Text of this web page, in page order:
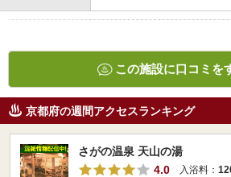
この施設に口コミを
京都府の週間アクセスランキング
さがの温泉 天山の湯
4.0
入浴料：